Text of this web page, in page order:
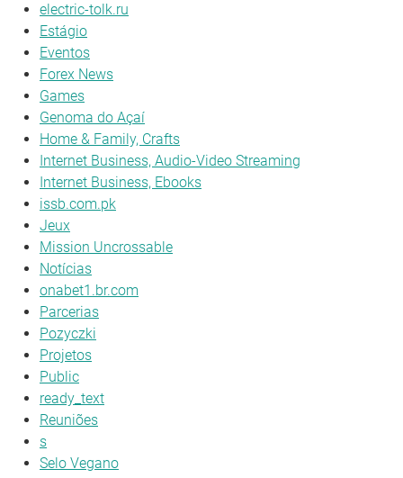
electric-tolk.ru
Estágio
Eventos
Forex News
Games
Genoma do Açaí
Home & Family, Crafts
Internet Business, Audio-Video Streaming
Internet Business, Ebooks
issb.com.pk
Jeux
Mission Uncrossable
Notícias
onabet1.br.com
Parcerias
Pozyczki
Projetos
Public
ready_text
Reuniões
s
Selo Vegano